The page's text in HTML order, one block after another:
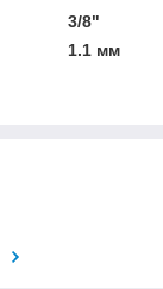
3/8"
1.1 мм